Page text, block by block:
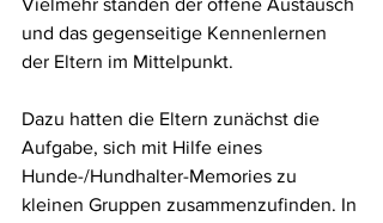
Vielmehr standen der offene Austausch
und das gegenseitige Kennenlernen
der Eltern im Mittelpunkt.
Dazu hatten die Eltern zunächst die
Aufgabe, sich mit Hilfe eines
Hunde-/Hundhalter-Memories zu
kleinen Gruppen zusammenzufinden. In